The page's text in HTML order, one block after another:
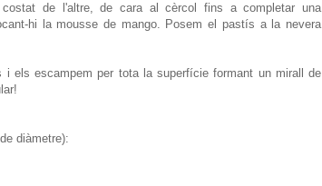
de l'altre, de cara al cèrcol fins a completar una
hi la mousse de mango. Posem el pastís a la nevera
els escampem per tota la superfície formant un mirall de
diàmetre):